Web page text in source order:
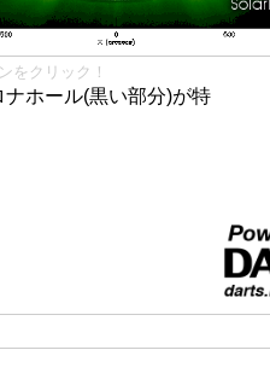
をクリック！
ホール(黒い部分)が特